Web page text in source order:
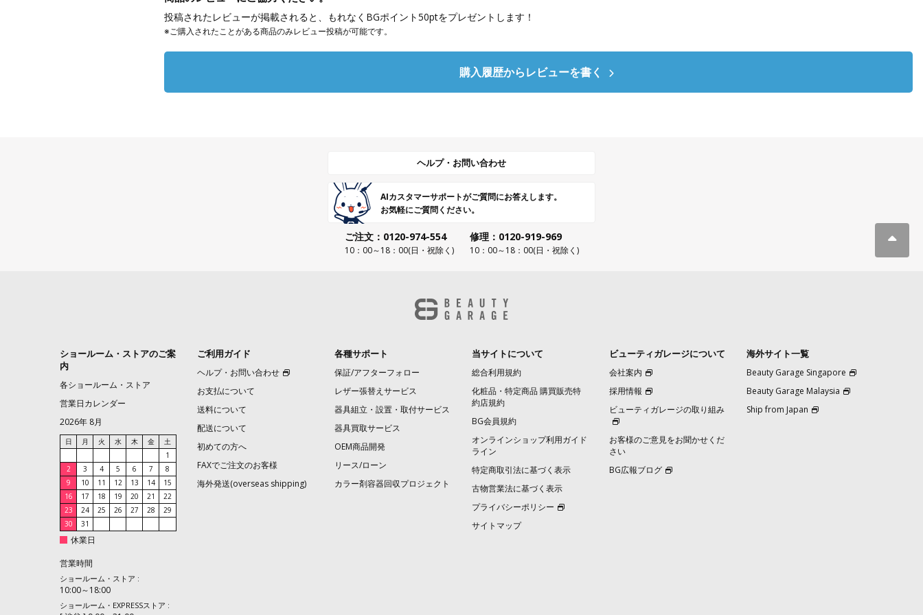
投稿されたレビューが掲載されると、もれなくBGポイント50ptをプレゼントします！
※ご購入されたことがある商品のみレビュー投稿が可能です。
購入履歴からレビューを書く
ヘルプ・お問い合わせ
AIカスタマーサポートがご質問にお答えします。
お気軽にご質問ください。
ご注文：0120-974-554
10：00～18：00(日・祝除く)
修理：0120-919-969
10：00～18：00(日・祝除く)
ショールーム・ストアのご案
内
各ショールーム・ストア
営業日カレンダー
2026年 8月
日 月 火 水 木 金
土
1
2
3 4 5 6 7
8
9
10 11 12 13 14
15
16
17 18 19 20 21
22
23
24 25 26 27 28
29
30
31
休業日
営業時間
ショールーム・ストア :
10:00～18:00
ショールーム・EXPRESSストア :
ご利用ガイド
ヘルプ・お問い合わせ
お支払について
送料について
配送について
初めての方へ
FAXでご注文のお客様
海外発送(overseas shipping)
各種サポート
保証/アフターフォロー
レザー張替えサービス
器具組立・設置・取付サービス
器具買取サービス
OEM商品開発
リース/ローン
カラー剤容器回収プロジェクト
当サイトについて
総合利用規約
化粧品・特定商品 購買販売特
約店規約
BG会員規約
オンラインショップ利用ガイド
ライン
特定商取引法に基づく表示
古物営業法に基づく表示
プライバシーポリシー
サイトマップ
ビューティガレージについて
会社案内
採用情報
ビューティガレージの取り組み
お客様のご意見をお聞かせくだ
さい
BG広報ブログ
海外サイト一覧
Beauty Garage Singapore
Beauty Garage Malaysia
Ship from Japan